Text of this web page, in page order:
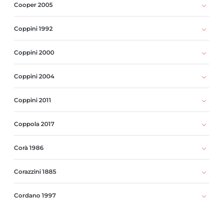
Cooper 2005
Coppini 1992
Coppini 2000
Coppini 2004
Coppini 2011
Coppola 2017
Corà 1986
Corazzini 1885
Cordano 1997